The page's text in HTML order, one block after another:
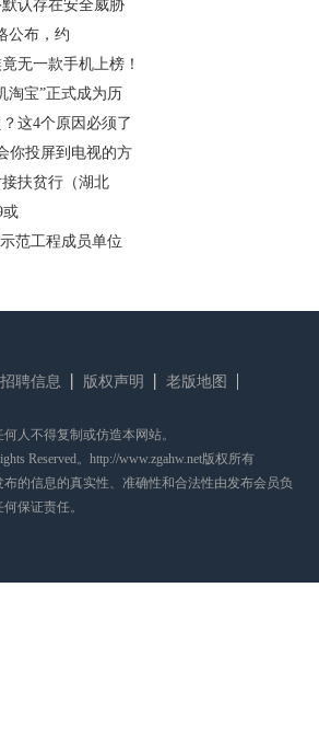
认存在安全威胁
公布，约
无一款手机上榜！
淘宝”正式成为历
这4个原因必须了
你投屏到电视的方
扶贫行（湖北
或
范工程成员单位
招聘信息 版权声明
老版地图
何人不得复制或仿造本网站。
Reserved。http://www.zgahw.net版权所有
的信息的真实性、准确性和合法性由发布会员负
保证责任。